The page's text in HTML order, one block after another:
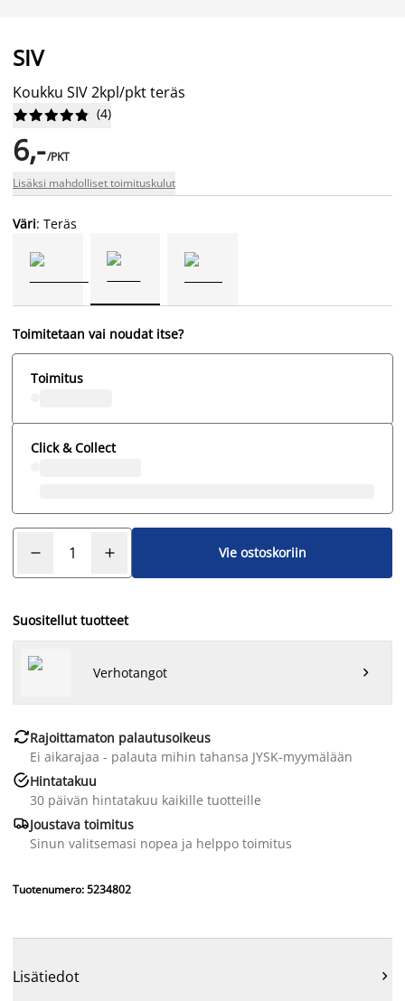
SIV
Koukku SIV 2kpl/pkt teräs





 (4)
6,-/PKT
Lisäksi mahdolliset toimituskulut
Väri: Teräs
Toimitetaan vai noudat itse?
Toimitus
Click & Collect
Vie ostoskoriin
Suositellut tuotteet
Verhotangot 
Rajoittamaton palautusoikeus
Ei aikarajaa - palauta mihin tahansa JYSK-myymälään
Hintatakuu
30 päivän hintatakuu kaikille tuotteille
Joustava toimitus
Sinun valitsemasi nopea ja helppo toimitus
Tuotenumero: 5234802
Lisätiedot 